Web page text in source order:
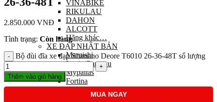
VINABIKE
RIKULAU
DAHON
ALCOTT
Hãng khác…
XE ĐẠP NHẬT BẢN
Maruishi
Louis Garneau
Mypallas
Fortina
2.850.000 VNĐ
Tình trạng: Còn hàng
Bộ đùi đĩa xe đạp Shimano Deore T6010 26-36-48T số lượng
Thêm vào giỏ hàng
MUA NGAY